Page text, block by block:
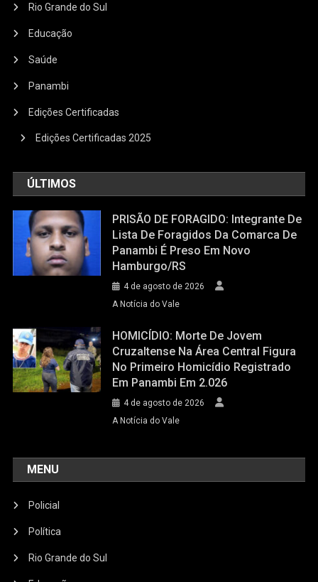
Rio Grande do Sul
Educação
Saúde
Panambi
Edições Certificadas
Edições Certificadas 2025
ÚLTIMOS
PRISÃO DE FORAGIDO: Integrante De
Lista De Foragidos Da Comarca De
Panambi É Preso Em Novo
Hamburgo/RS
4 de agosto de 2026
A Notícia do Vale
HOMICÍDIO: Morte De Jovem
Cruzaltense Na Área Central Figura
No Primeiro Homicídio Registrado
Em Panambi Em 2.026
4 de agosto de 2026
A Notícia do Vale
MENU
Policial
Política
Rio Grande do Sul